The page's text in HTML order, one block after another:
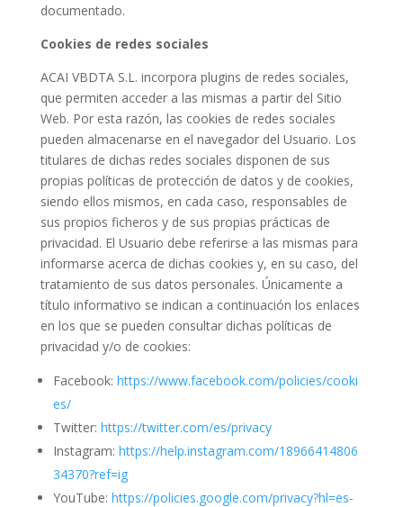
documentado.
Cookies de redes sociales
ACAI VBDTA S.L. incorpora plugins de redes sociales,
que permiten acceder a las mismas a partir del Sitio
Web. Por esta razón, las cookies de redes sociales
pueden almacenarse en el navegador del Usuario. Los
titulares de dichas redes sociales disponen de sus
propias políticas de protección de datos y de cookies,
siendo ellos mismos, en cada caso, responsables de
sus propios ficheros y de sus propias prácticas de
privacidad. El Usuario debe referirse a las mismas para
informarse acerca de dichas cookies y, en su caso, del
tratamiento de sus datos personales. Únicamente a
título informativo se indican a continuación los enlaces
en los que se pueden consultar dichas políticas de
privacidad y/o de cookies:
Facebook: https://www.facebook.com/policies/cooki
es/
Twitter: https://twitter.com/es/privacy
Instagram: https://help.instagram.com/18966414806
34370?ref=ig
YouTube: https://policies.google.com/privacy?hl=es-